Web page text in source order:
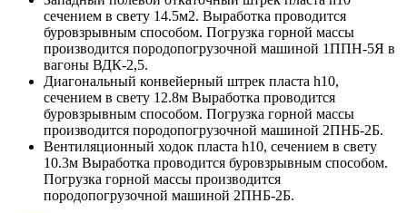
сечением в свету 14.5м2. Выработка проводится
буровзрывным способом. Погрузка горной массы
производится породопогрузочной машиной 1ППН-5Я в
вагоны ВДК-2,5.
Диагональный конвейерный штрек пласта h10,
сечением в свету 12.8м Выработка проводится
буровзрывным способом. Погрузка горной массы
производится породопогрузочной машиной 2ПНБ-2Б.
Вентиляционный ходок пласта h10, сечением в свету
10.3м Выработка проводится буровзрывным способом.
Погрузка горной массы производится
породопогрузочной машиной 2ПНБ-2Б.